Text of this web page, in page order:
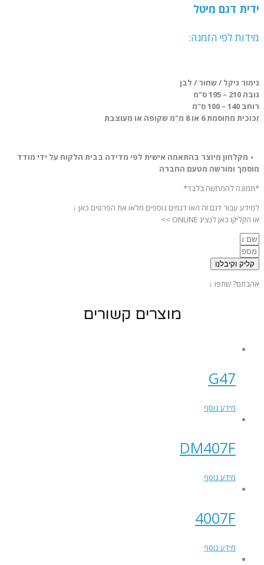
ידית דגם מיטל
מידות לפי הזמנה:
גימור ניקל / שחור / לבן
גובה 210 – 195 ס"מ
רוחב 140 – 100 ס"מ
זכוכית מחוסמת 6 או 8 מ"מ שקופה או מעוצבת
٭ מקלחון מיוצר בהתאמה אישית לפי מדידה בבית הלקוח על ידי מודד
מוסמך ומורשה מטעם החברה
*תמונה להמחשה בלבד*
למידע עבור דגם זה ו/או דגמים נוספים מלאו את הפרטים כאן ↓
או הקליקו כאן לנציג ONLINE >>
קליק וקיבלנו
אהבתם? שתפו ↓
מוצרים קשורים
G47
מידע נוסף
DM407F
מידע נוסף
4007F
מידע נוסף